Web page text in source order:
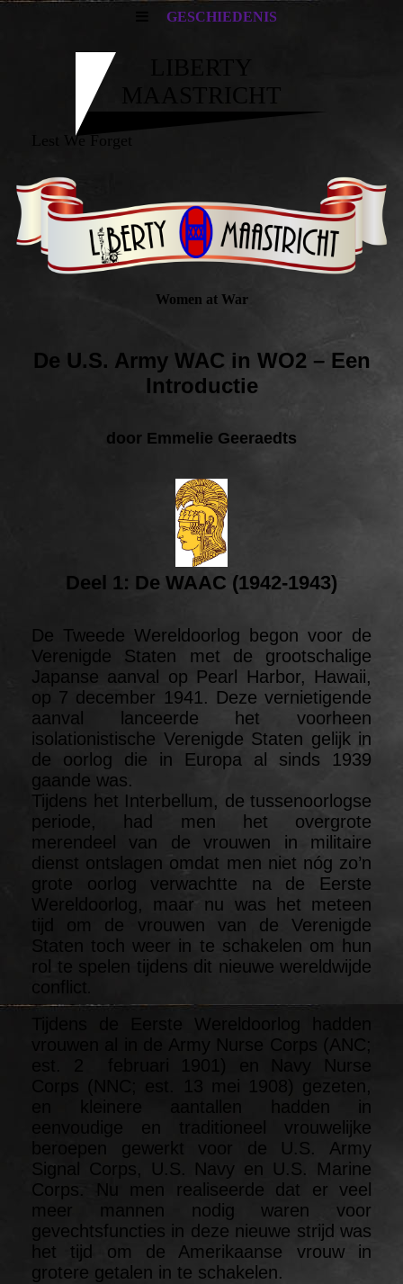
GESCHIEDENIS
LIBERTY
MAASTRICHT
Lest We Forget
Women at War
De U.S. Army WAC in WO2 – Een
Introductie
door Emmelie Geeraedts
Deel 1: De WAAC (1942-1943)
De Tweede Wereldoorlog begon voor de
Verenigde Staten met de grootschalige
Japanse aanval op Pearl Harbor, Hawaii,
op 7 december 1941. Deze vernietigende
aanval lanceerde het voorheen
isolationistische Verenigde Staten gelijk in
de oorlog die in Europa al sinds 1939
gaande was.
Tijdens het Interbellum, de tussenoorlogse
periode, had men het overgrote
merendeel van de vrouwen in militaire
dienst ontslagen omdat men niet nóg zo’n
grote oorlog verwachtte na de Eerste
Wereldoorlog, maar nu was het meteen
tijd om de vrouwen van de Verenigde
Staten toch weer in te schakelen om hun
rol te spelen tijdens dit nieuwe wereldwijde
conflict
Tijdens de Eerste Wereldoorlog hadden
vrouwen al in de Army Nurse Corps (ANC;
est. 2 februari 1901) en Navy Nurse
Corps (NNC; est. 13 mei 1908) gezeten,
en kleinere aantallen hadden in
eenvoudige en traditioneel vrouwelijke
beroepen gewerkt voor de U.S. Army
Signal Corps, U.S. Navy en U.S. Marine
Corps. Nu men realiseerde dat er veel
meer mannen nodig waren voor
gevechtsfuncties in deze nieuwe strijd was
het tijd om de Amerikaanse vrouw in
grotere getalen in te schakelen.